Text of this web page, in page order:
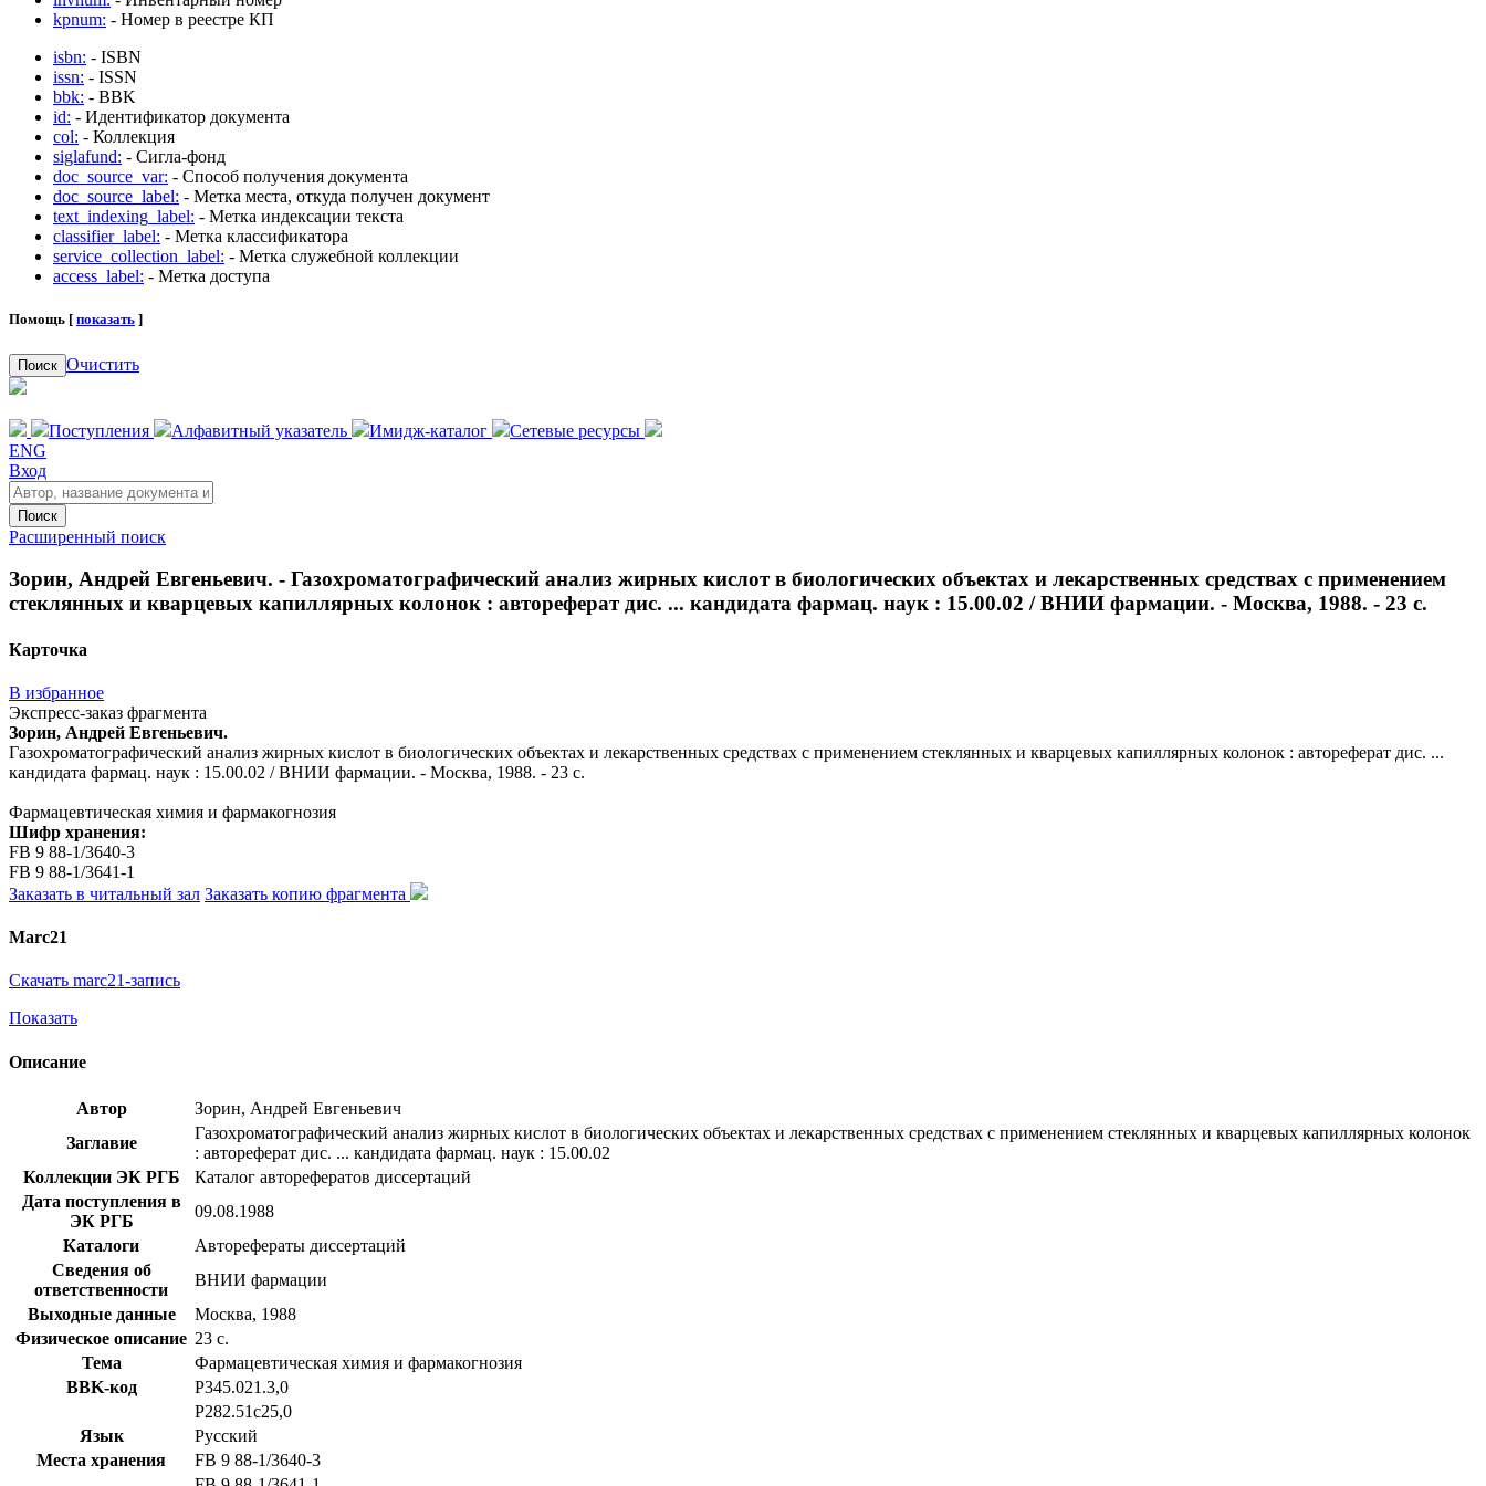
kpnum: - Номер в реестре КП
isbn: - ISBN
issn: - ISSN
bbk: - BBK
id: - Идентификатор документа
col: - Коллекция
siglafund: - Сигла-фонд
doc_source_var: - Способ получения документа
doc_source_label: - Метка места, откуда получен документ
text_indexing_label: - Метка индексации текста
classifier_label: - Метка классификатора
service_collection_label: - Метка служебной коллекции
access_label: - Метка доступа
Помощь [ показать ]
Поиск Очистить
Поступления Алфавитный указатель Имидж-каталог
Сетевые ресурсы
ENG
Вход
Поиск
Расширенный поиск
Зорин, Андрей Евгеньевич. - Газохроматографический анализ жирных кислот в биологических объектах и лекарственных средствах с применением
стеклянных и кварцевых капиллярных колонок : автореферат дис. ... кандидата фармац. наук : 15.00.02 / ВНИИ фармации. - Москва, 1988. - 23 с.
Карточка
В избранное
Экспресс-заказ фрагмента
Зорин, Андрей Евгеньевич.
Газохроматографический анализ жирных кислот в биологических объектах и лекарственных средствах с применением стеклянных и кварцевых капиллярных колонок : автореферат дис. ...
кандидата фармац. наук : 15.00.02 / ВНИИ фармации. - Москва, 1988. - 23 с.
Фармацевтическая химия и фармакогнозия
Шифр хранения:
FB 9 88-1/3640-3
FB 9 88-1/3641-1
Заказать в читальный зал Заказать копию фрагмента
Marc21
Скачать marc21-запись
Показать
Описание
Автор
Зорин, Андрей Евгеньевич
Заглавие
Газохроматографический анализ жирных кислот в биологических объектах и лекарственных средствах с применением стеклянных и кварцевых капиллярных колонок
: автореферат дис. ... кандидата фармац. наук : 15.00.02
Коллекции ЭК РГБ
Каталог авторефератов диссертаций
Дата поступления в
ЭК РГБ
09.08.1988
Каталоги
Авторефераты диссертаций
Сведения об
ответственности
ВНИИ фармации
Выходные данные
Москва, 1988
Физическое описание 23 с.
Тема
Фармацевтическая химия и фармакогнозия
BBK-код
Р345.021.3,0
Р282.51с25,0
Язык
Русский
Места хранения
FB 9 88-1/3640-3